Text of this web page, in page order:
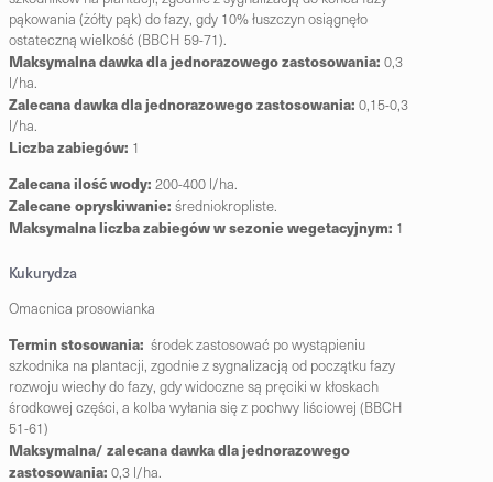
pąkowania (żółty pąk) do fazy, gdy 10% łuszczyn osiągnęło
ostateczną wielkość (BBCH 59-71).
Maksymalna dawka dla jednorazowego zastosowania: 0,3
l/ha.
Zalecana dawka dla jednorazowego zastosowania: 0,15-0,3
l/ha.
Liczba zabiegów: 1
Zalecana ilość wody: 200-400 l/ha.
Zalecane opryskiwanie: średniokropliste.
Maksymalna liczba zabiegów w sezonie wegetacyjnym: 1
Kukurydza
Omacnica prosowianka
Termin stosowania: środek zastosować po wystąpieniu
szkodnika na plantacji, zgodnie z sygnalizacją od początku fazy
rozwoju wiechy do fazy, gdy widoczne są pręciki w kłoskach
środkowej części, a kolba wyłania się z pochwy liściowej (BBCH
51-61)
Maksymalna/ zalecana dawka dla jednorazowego
zastosowania: 0,3 l/ha.